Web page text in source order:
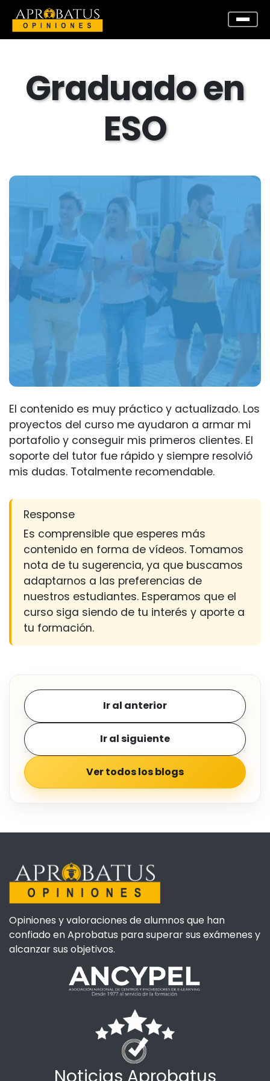
Graduado en
ESO
El contenido es muy práctico y actualizado. Los
proyectos del curso me ayudaron a armar mi
portafolio y conseguir mis primeros clientes. El
soporte del tutor fue rápido y siempre resolvió
mis dudas. Totalmente recomendable.
Response
Es comprensible que esperes más
contenido en forma de vídeos. Tomamos
nota de tu sugerencia, ya que buscamos
adaptarnos a las preferencias de
nuestros estudiantes. Esperamos que el
curso siga siendo de tu interés y aporte a
tu formación.
Ir al anterior
Ir al siguiente
Ver todos los blogs
Opiniones y valoraciones de alumnos que han
confiado en Aprobatus para superar sus exámenes y
alcanzar sus objetivos.